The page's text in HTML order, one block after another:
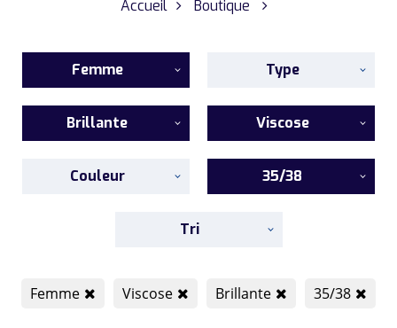
Accueil Boutique
Femme Type
Brillante Viscose
Couleur 35/38
Tri
Femme Viscose Brillante 35/38